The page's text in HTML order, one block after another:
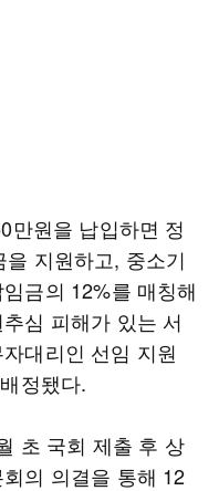
만원을 납입하면 정
지원하고, 중소기
금의 12%를 매칭해
심 피해가 있는 서
대리인 선임 지원
정됐다.
초 국회 제출 후 상
의 의결을 통해 12